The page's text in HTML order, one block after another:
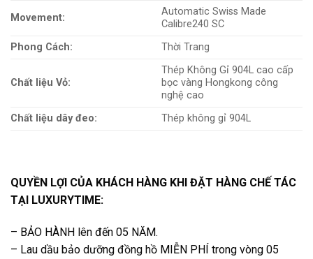
Movement:
Automatic Swiss Made
Calibre240 SC
Phong Cách:
Thời Trang
Chất liệu Vỏ:
Thép Không Gỉ 904L cao cấp
bọc vàng Hongkong công
nghệ cao
Chất liệu dây đeo:
Thép không gỉ 904L
QUYỀN LỢI CỦA KHÁCH HÀNG KHI ĐẶT HÀNG CHẾ TÁC
TẠI LUXURYTIME:
– BẢO HÀNH lên đến 05 NĂM.
– Lau dầu bảo dưỡng đồng hồ MIỄN PHÍ trong vòng 05